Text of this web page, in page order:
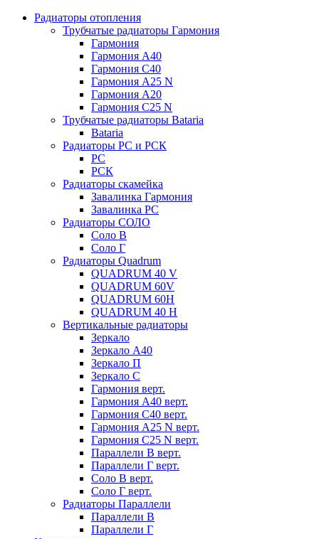
Радиаторы отопления
Трубчатые радиаторы Гармония
Гармония
Гармония А40
Гармония С40
Гармония А25 N
Гармония А20
Гармония С25 N
Трубчатые радиаторы Bataria
Bataria
Радиаторы РС и РСК
РС
РСК
Радиаторы скамейка
Завалинка Гармония
Завалинка РС
Радиаторы СОЛО
Соло В
Соло Г
Радиаторы Quadrum
QUADRUM 40 V
QUADRUM 60V
QUADRUM 60H
QUADRUM 40 H
Вертикальные радиаторы
Зеркало
Зеркало А40
Зеркало П
Зеркало С
Гармония верт.
Гармония А40 верт.
Гармония С40 верт.
Гармония А25 N верт.
Гармония С25 N верт.
Параллели В верт.
Параллели Г верт.
Соло В верт.
Соло Г верт.
Радиаторы Параллели
Параллели В
Параллели Г